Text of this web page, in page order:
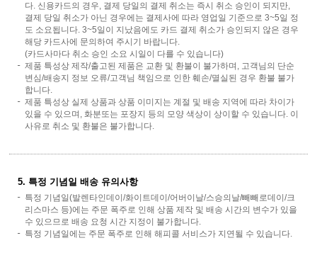
다. 신용카드의 경우, 결제 당일의 결제 취소는 즉시 취소 승인이 되지만,
결제 당일 취소가 아닌 경우에는 결제사에 따라 영업일 기준으로 3~5일 정
도 소요됩니다. 3~5일이 지났음에도 카드 결제 취소가 승인되지 않은 경우
해당 카드사에 문의하여 주시기 바랍니다.
(카드사마다 취소 승인 소요 시일이 다를 수 있습니다)
제품 특성상 제작/출고된 제품은 교환 및 환불이 불가하며, 고객님의 단순
변심/배송지 정보 오류/고객님 책임으로 인한 훼손/멸실된 경우 환불 불가
합니다.
제품 특성상 실제 상품과 상품 이미지는 계절 및 배송 지역에 따라 차이가
있을 수 있으며, 화분또는 포장지 등의 모양 색상이 상이할 수 있습니다. 이
사유로 취소 및 환불은 불가합니다.
5. 특정 기념일 배송 유의사항
특정 기념일(발렌타인데이/화이트데이/어버이날/스승의날/빼빼로데이/크
리스마스 등)에는 주문 폭주로 인해 상품 제작 및 배송 시간의 변수가 있을
수 있으므로 배송 요청 시간 지정이 불가합니다.
특정 기념일에는 주문 폭주로 인해 해피콜 서비스가 지연될 수 있습니다.